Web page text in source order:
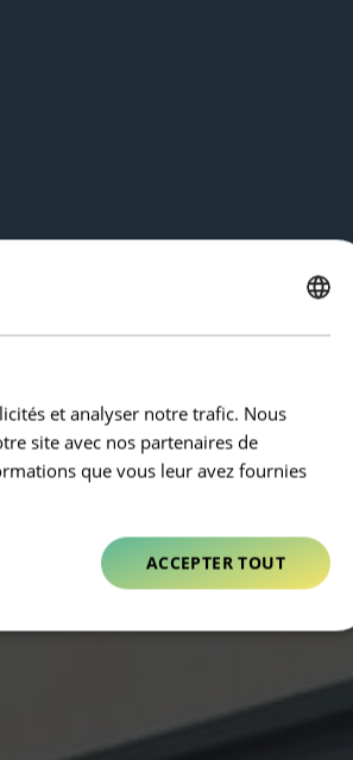
et analyser notre trafic. Nous
site avec nos partenaires de
que vous leur avez fournies
ACCEPTER TOUT